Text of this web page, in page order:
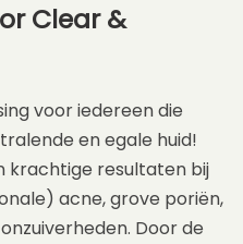
Clear &
voor iedereen die
en egale huid!
krachtige resultaten bij
acne, grove poriën,
Door de